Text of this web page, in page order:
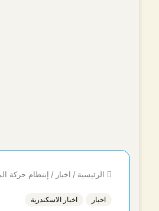
الرئيسية / اخبار / إنتظام حركة
اخبار اخبار الاسكندرية